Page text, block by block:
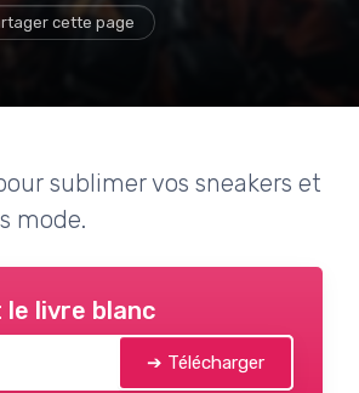
cette page
sublimer vos sneakers et
mode.
livre blanc
➔ Télécharger